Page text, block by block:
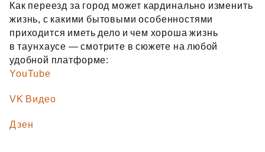
Как переезд за город может кардинально изменить
жизнь, с какими бытовыми особенностями
приходится иметь дело и чем хороша жизнь
в таунхаусе — смотрите в сюжете на любой
удобной платформе:
YouTube
VK Видео
Дзен